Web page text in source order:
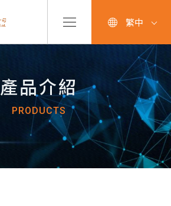
產品介紹
PRODUCTS
繁中